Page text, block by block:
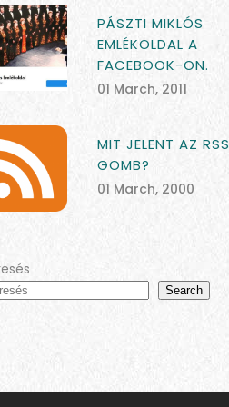
PÁSZTI MIKLÓS
EMLÉKOLDAL A
FACEBOOK-ON.
01 March, 2011
MIT JELENT AZ RSS
GOMB?
01 March, 2000
Search